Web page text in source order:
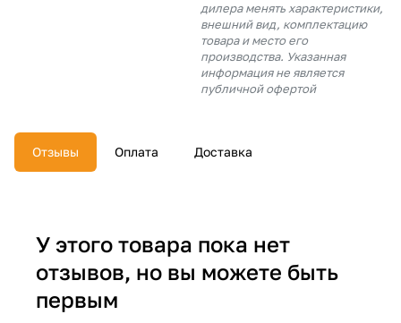
дилера менять характеристики,
внешний вид, комплектацию
товара и место его
производства. Указанная
информация не является
публичной офертой
Отзывы Оплата Доставка
У этого товара пока нет
отзывов, но вы можете быть
первым
Остались вопросы?